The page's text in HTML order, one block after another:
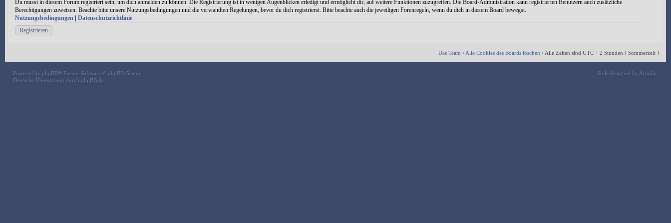
Du musst in diesem Forum registriert sein, um dich anmelden zu können. Die Registrierung ist in wenigen Augenblicken erledigt und ermöglicht dir, auf weitere Funktionen zuzugreifen. Die Board-Administration kann registrierten Benutzern auch zusätzliche
Berechtigungen zuweisen. Beachte bitte unsere Nutzungsbedingungen und die verwandten Regelungen, bevor du dich registrierst. Bitte beachte auch die jeweiligen Forenregeln, wenn du dich in diesem Board bewegst.
Nutzungsbedingungen
Datenschutzrichtlinie
Registrieren
Das Team • Alle Cookies des Boards löschen • Alle Zeiten sind UTC + 2 Stunden [ Sommerzeit ]
Powered by phpBB® Forum Software © phpBB Group
Deutsche Übersetzung durch phpBB.de
Style designed by Artodia